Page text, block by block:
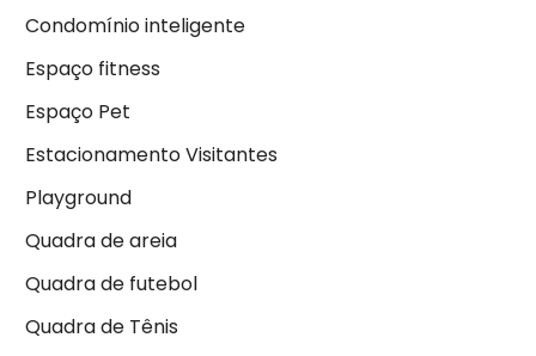
Condomínio inteligente
Espaço fitness
Espaço Pet
Estacionamento Visitantes
Playground
Quadra de areia
Quadra de futebol
Quadra de Tênis